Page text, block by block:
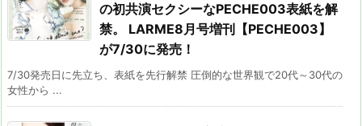
の初共演セクシーなPECHE003表紙を解
禁。 LARME8月号増刊【PECHE003】
が7/30に発売！
7/30発売日に先立ち、表紙を先行解禁 圧倒的な世界観で20代～30代の
女性から ...